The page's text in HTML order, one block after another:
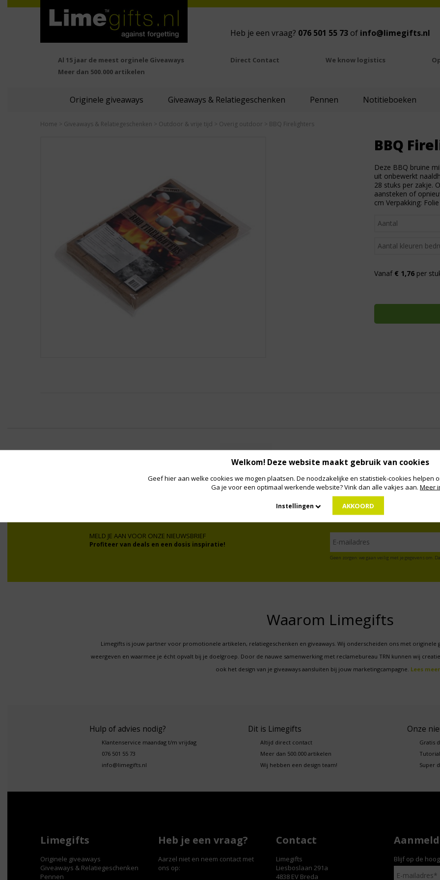
Heb je een vraag? 076 501 55 73of info@limegifts.nl
Al 15 jaar de meest orginele Giveaways Direct Contact We know logistics
Meer dan 500.000 artikelen
Originele giveaways Giveaways & Relatiegeschenken Pennen Notitieboeken
Home > Giveaways & Relatiegeschenken > Outdoor & vrije tijd > Overig outdoor > BBQ Firelighters
BBQ
Deze BBQ bruine
uit onbewerkt
28 stuks per zakje.
aansteken of
cm Verpakking:
Vanaf € 1,76 per
MELD JE AAN VOOR ONZE NIEUWSBRIEF
Profiteer van deals en een dosis inspiratie!
Geen zorgen: we gaan veilig met je gegevens om.
Waarom Limegifts
Limegifts is jouw partner voor promotionele artikelen, relatiegeschenken en giveaways. Wij onderscheiden ons met
weergeven en waarmee je écht opvalt bij je doelgroep. Door de nauwe samenwerking met reclamebureau TRN kunnen wij
ook het design van je giveaways aansluiten bij jouw marketingcampagne. Lees
Hulp of advies nodig?
Klantenservice maandag t/m vrijdag
076 501 55 73
info@limegifts.nl
Dit is Limegifts
Altijd direct contact
Meer dan 500.000 artikelen
Wij hebben een design team!
Onze
Gratis
Super
Limegifts
Originele giveaways
Giveaways & Relatiegeschenken
Pennen
Heb je een vraag?
Aarzel niet en neem contact met
ons op:
Contact
Limegifts
Liesboslaan 291a
4838 EV Breda
Blijf op de
Welkom! Deze website maakt gebruik van cookies
Geef hier aan welke cookies we mogen plaatsen. De noodzakelijke en statistiek-cookies helpen
Ga je voor een optimaal werkende website? Vink dan alle vakjes aan. Meer
Instellingen AKKOORD